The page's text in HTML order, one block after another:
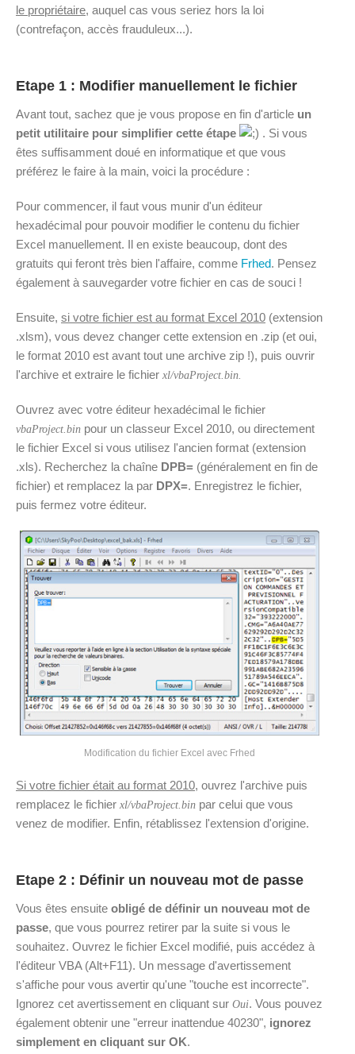
le propriétaire, auquel cas vous seriez hors la loi
(contrefaçon, accès frauduleux...).
Etape 1 : Modifier manuellement le fichier
Avant tout, sachez que je vous propose en fin d'article un
petit utilitaire pour simplifier cette étape
. Si vous
êtes suffisamment doué en informatique et que vous
préférez le faire à la main, voici la procédure :
Pour commencer, il faut vous munir d'un éditeur
hexadécimal pour pouvoir modifier le contenu du fichier
Excel manuellement. Il en existe beaucoup, dont des
gratuits qui feront très bien l'affaire, comme Frhed. Pensez
également à sauvegarder votre fichier en cas de souci !
Ensuite, si votre fichier est au format Excel 2010 (extension
.xlsm), vous devez changer cette extension en .zip (et oui,
le format 2010 est avant tout une archive zip !), puis ouvrir
l'archive et extraire le fichier xl/vbaProject.bin.
Ouvrez avec votre éditeur hexadécimal le fichier
vbaProject.bin pour un classeur Excel 2010, ou directement
le fichier Excel si vous utilisez l'ancien format (extension
.xls). Recherchez la chaîne DPB= (généralement en fin de
fichier) et remplacez la par DPX=. Enregistrez le fichier,
puis fermez votre éditeur.
Modification du fichier Excel avec Frhed
Si votre fichier était au format 2010, ouvrez l'archive puis
remplacez le fichier xl/vbaProject.bin par celui que vous
venez de modifier. Enfin, rétablissez l'extension d'origine.
Etape 2 : Définir un nouveau mot de passe
Vous êtes ensuite obligé de définir un nouveau mot de
passe, que vous pourrez retirer par la suite si vous le
souhaitez. Ouvrez le fichier Excel modifié, puis accédez à
l'éditeur VBA (Alt+F11). Un message d'avertissement
s'affiche pour vous avertir qu'une "touche est incorrecte".
Ignorez cet avertissement en cliquant sur Oui. Vous pouvez
également obtenir une "erreur inattendue 40230", ignorez
simplement en cliquant sur OK.